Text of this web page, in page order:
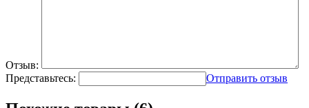
Отзыв:
Представьтесь:
Отправить отзыв